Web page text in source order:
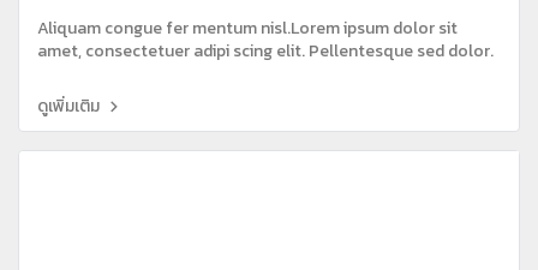
Aliquam congue fer mentum nisl.Lorem ipsum dolor sit
amet, consectetuer adipi scing elit. Pellentesque sed dolor.
ดูเพิ่มเติม